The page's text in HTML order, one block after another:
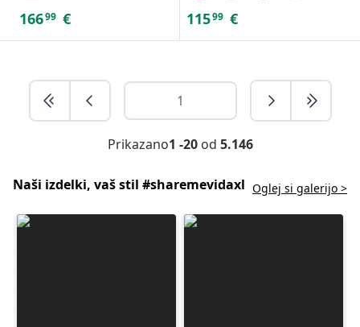
16699 € 11599 €
Prikazano1 -20od 5.146
Naši izdelki, vaš stil #sharemevidaxl Oglej si galerijo >